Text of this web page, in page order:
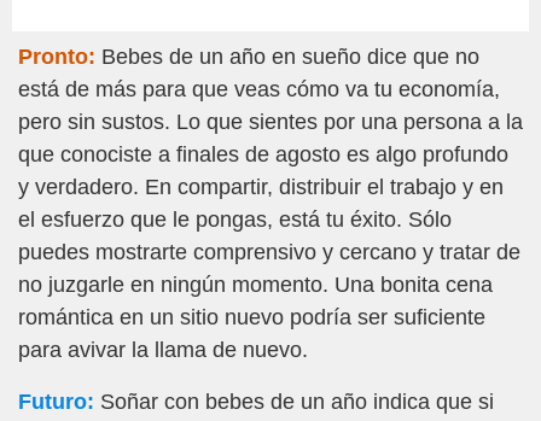
Pronto: Bebes de un año en sueño dice que no
está de más para que veas cómo va tu economía,
pero sin sustos. Lo que sientes por una persona a la
que conociste a finales de agosto es algo profundo
y verdadero. En compartir, distribuir el trabajo y en
el esfuerzo que le pongas, está tu éxito. Sólo
puedes mostrarte comprensivo y cercano y tratar de
no juzgarle en ningún momento. Una bonita cena
romántica en un sitio nuevo podría ser suficiente
para avivar la llama de nuevo.
Futuro: Soñar con bebes de un año indica que si